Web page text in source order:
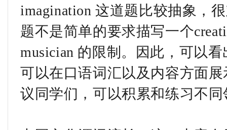
imagination 这道题比较抽象，
题不是简单的要求描写一个
musician 的限制。因此，可以
可以在口语词汇以及内容方面
议同学们，可以积累和练习不